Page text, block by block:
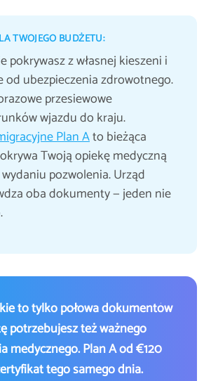
TWOJEGO BUDŻETU:
pokrywasz z własnej kieszeni i
od ubezpieczenia zdrowotnego.
przesiewowe
wjazdu do kraju.
Plan Ato bieżąca
Twoją opiekę medyczną
pozwolenia. Urząd
oba dokumenty — jeden nie
to tylko połowa dokumentów
potrzebujesz też ważnego
medycznego. Plan A od €120
tego samego dnia.